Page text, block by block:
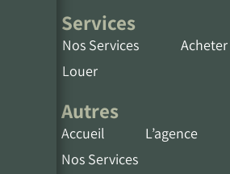
Services
Nos Services
Acheter
Louer
Autres
Accueil
L’agence
Nos Services